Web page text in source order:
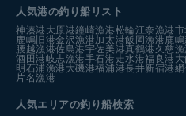
人気港の釣り船リスト
神湊港 大原港鐘崎漁港松輪江奈漁港
鹿嶋旧港金沢漁港加太港飯岡漁港鹿
腰越漁港佐島港宇佐美港真鶴港 久慈漁
酒田港岐志漁港手石港 走水港福良港
明石浦漁港 大磯港福浦港長井新宿港
片名漁港
人気エリアの釣り船検索